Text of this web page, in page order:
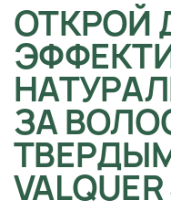
ОТКРОЙ
ЗА